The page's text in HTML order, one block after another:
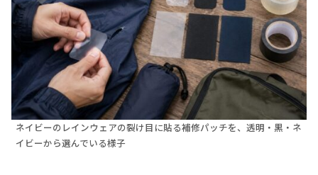
ネイビーのレインウェアの裂け目に貼る補修パッチを、透明・黒・ネ
イビーから選んでいる様子